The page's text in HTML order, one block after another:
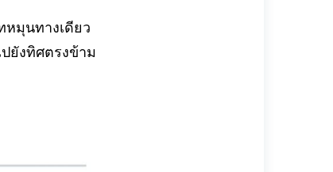
หมุนทางเดียว
ยังทิศตรงข้าม